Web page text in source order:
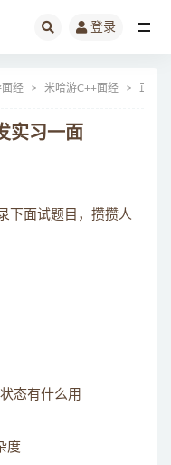
登录
面经 米哈游C++面经 正文
实习一面
下面试题目，攒攒人
态有什么用
度